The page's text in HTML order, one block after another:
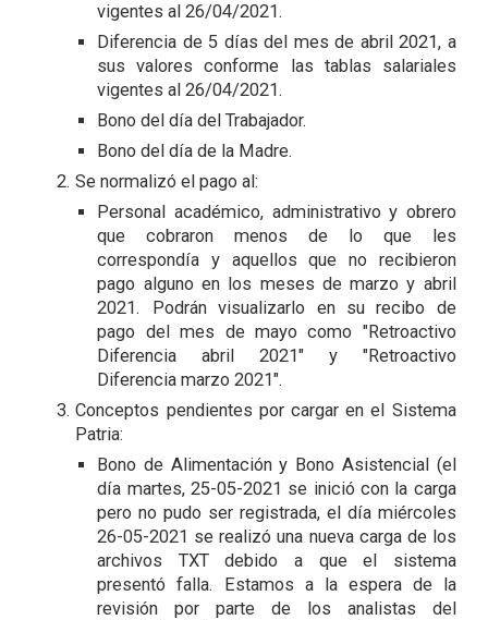
vigentes al 26/04/2021.
Diferencia de 5 días del mes de abril 2021, a
sus valores conforme las tablas salariales
vigentes al 26/04/2021.
Bono del día del Trabajador.
Bono del día de la Madre.
Se normalizó el pago al:
Personal académico, administrativo y obrero
que cobraron menos de lo que les
correspondía y aquellos que no recibieron
pago alguno en los meses de marzo y abril
2021. Podrán visualizarlo en su recibo de
pago del mes de mayo como "Retroactivo
Diferencia abril 2021" y "Retroactivo
Diferencia marzo 2021".
Conceptos pendientes por cargar en el Sistema
Patria:
Bono de Alimentación y Bono Asistencial (el
día martes, 25-05-2021 se inició con la carga
pero no pudo ser registrada, el día miércoles
26-05-2021 se realizó una nueva carga de los
archivos TXT debido a que el sistema
presentó falla. Estamos a la espera de la
revisión por parte de los analistas del